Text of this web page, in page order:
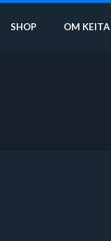
SHOP OM KEITA